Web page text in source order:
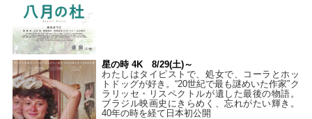
星の時 4K 8/29(土)～
わたしはタイピストで、処⼥で、コーラとホッ
トドッグが好き。“20世紀で最も謎めいた作家”ク
ラリッセ・リスペクトルが遺した最後の物語。
ブラジル映画史にきらめく、忘れがたい輝き。
40年の時を経て⽇本初公開